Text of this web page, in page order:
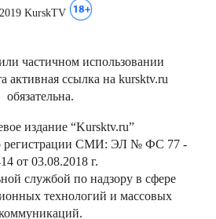
KurskTV
частичном использовании
активная ссылка на kursktv.ru
обязательна.
издание “Kursktv.ru”
о регистрации СМИ: ЭЛ № ФС 77 -
от 03.08.2018 г.
службой по надзору в сфере
технологий и массовых